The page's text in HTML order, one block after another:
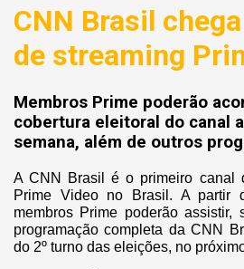
CNN Brasil
de streaming
Membros Prime poderão
cobertura eleitoral do canal
semana, além de outros
A CNN Brasil é o primeiro canal
Prime Video no Brasil. A partir
membros Prime poderão assistir,
programação completa da CNN
do 2º turno das eleições, no